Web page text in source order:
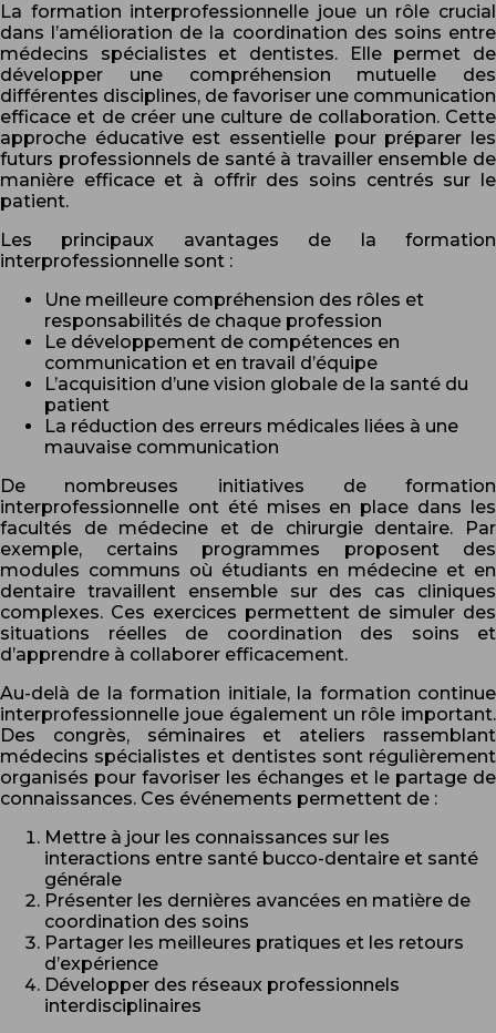
La formation interprofessionnelle joue un rôle crucial
dans l’amélioration de la coordination des soins entre
médecins spécialistes et dentistes. Elle permet de
développer une compréhension mutuelle des
différentes disciplines, de favoriser une communication
efficace et de créer une culture de collaboration. Cette
approche éducative est essentielle pour préparer les
futurs professionnels de santé à travailler ensemble de
manière efficace et à offrir des soins centrés sur le
patient.
Les principaux avantages de la formation
interprofessionnelle sont :
Une meilleure compréhension des rôles et
responsabilités de chaque profession
Le développement de compétences en
communication et en travail d’équipe
L’acquisition d’une vision globale de la santé du
patient
La réduction des erreurs médicales liées à une
mauvaise communication
De nombreuses initiatives de formation
interprofessionnelle ont été mises en place dans les
facultés de médecine et de chirurgie dentaire. Par
exemple, certains programmes proposent des
modules communs où étudiants en médecine et en
dentaire travaillent ensemble sur des cas cliniques
complexes. Ces exercices permettent de simuler des
situations réelles de coordination des soins et
d’apprendre à collaborer efficacement.
Au-delà de la formation initiale, la formation continue
interprofessionnelle joue également un rôle important.
Des congrès, séminaires et ateliers rassemblant
médecins spécialistes et dentistes sont régulièrement
organisés pour favoriser les échanges et le partage de
connaissances. Ces événements permettent de :
Mettre à jour les connaissances sur les
interactions entre santé bucco-dentaire et santé
générale
Présenter les dernières avancées en matière de
coordination des soins
Partager les meilleures pratiques et les retours
d’expérience
Développer des réseaux professionnels
interdisciplinaires